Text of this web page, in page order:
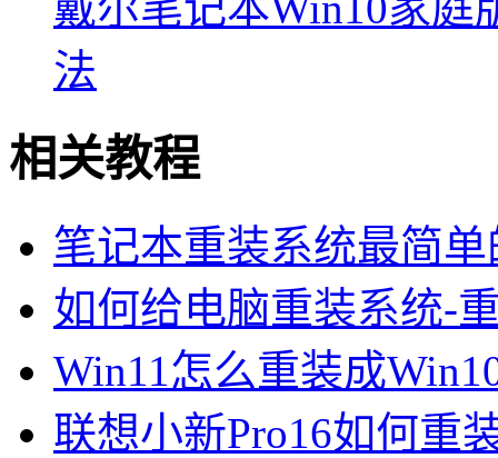
法
相关教程
笔记本重装系统最简
如何给电脑重装系统-
Win11怎么重装成
联想小新Pro16如何重